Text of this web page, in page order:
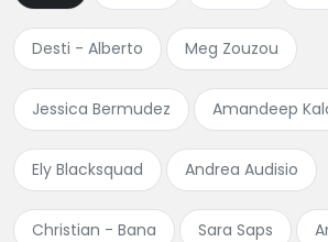
Desti - Alberto Meg Zouzou
Jessica Bermudez Amandeep
Ely Blacksquad Andrea Audisio
Christian - Bana Sara Saps